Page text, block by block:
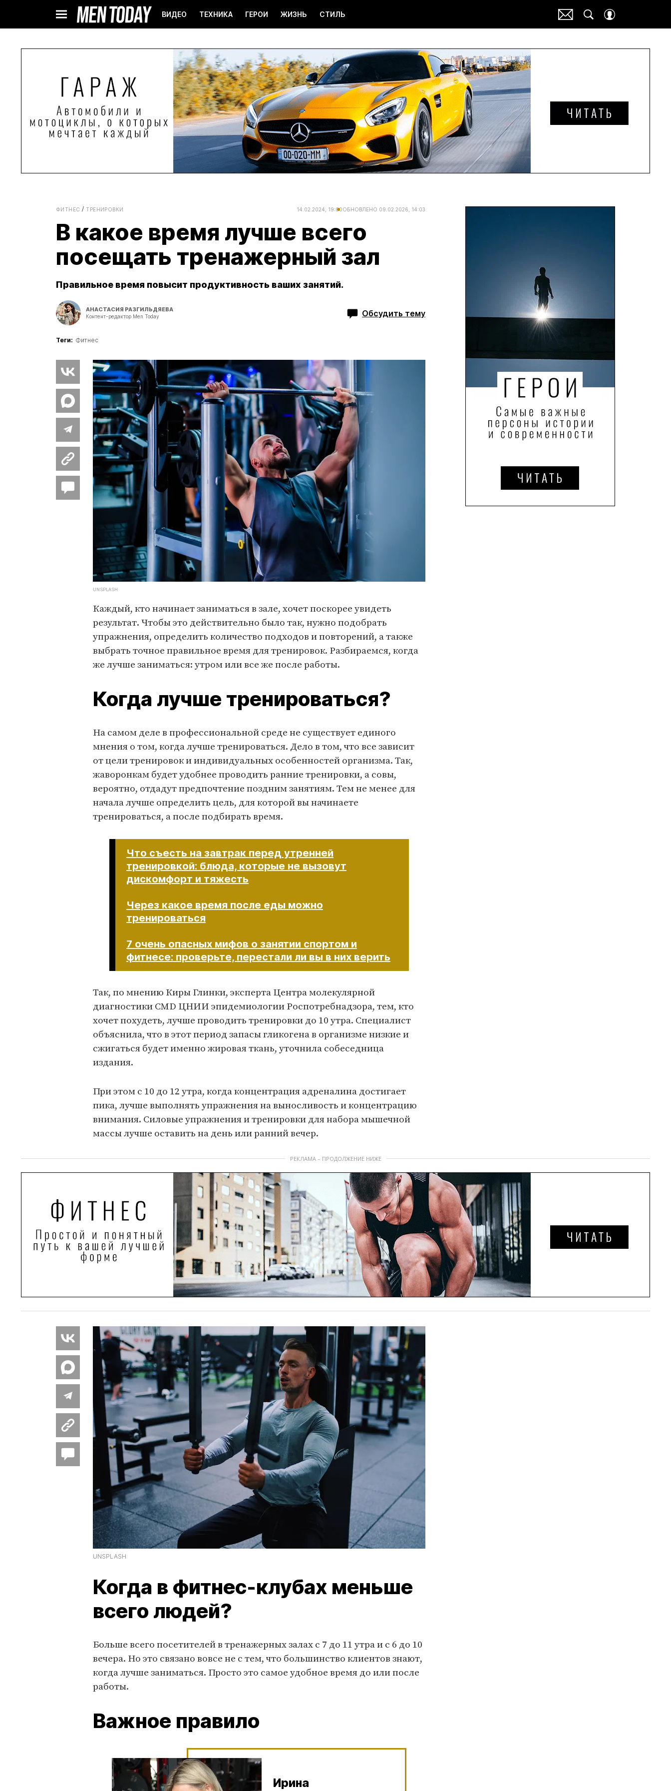
ВИДЕО ТЕХНИКА ГЕРОИ ЖИЗНЬ СТИЛЬ
ФИТНЕС ТРЕНИРОВКИ 14.02.2024, 19:00ОБНОВЛЕНО 09.02.2026, 14:03
В какое время лучше всего
посещать тренажерный зал
Правильное время повысит продуктивность ваших занятий.
АНАСТАСИЯ РАЗГИЛЬДЯЕВА
Контент-редактор Men Today Обсудить тему
Теги: Фитнес
UNSPLASH
Каждый, кто начинает заниматься в зале, хочет поскорее увидеть
результат. Чтобы это действительно было так, нужно подобрать
упражнения, определить количество подходов и повторений, а также
выбрать точное правильное время для тренировок. Разбираемся, когда
же лучше заниматься: утром или все же после работы.
Когда лучше тренироваться?
На самом деле в профессиональной среде не существует единого
мнения о том, когда лучше тренироваться. Дело в том, что все зависит
от цели тренировок и индивидуальных особенностей организма. Так,
жаворонкам будет удобнее проводить ранние тренировки, а совы,
вероятно, отдадут предпочтение поздним занятиям. Тем не менее для
начала лучше определить цель, для которой вы начинаете
тренироваться, а после подбирать время.
Что съесть на завтрак перед утренней
тренировкой: блюда, которые не вызовут
дискомфорт и тяжесть
Через какое время после еды можно
тренироваться
7 очень опасных мифов о занятии спортом и
фитнесе: проверьте, перестали ли вы в них верить
Так, по мнению Киры Глинки, эксперта Центра молекулярной
диагностики CMD ЦНИИ эпидемиологии Роспотребнадзора, тем, кто
хочет похудеть, лучше проводить тренировки до 10 утра. Специалист
объяснила, что в этот период запасы гликогена в организме низкие и
сжигаться будет именно жировая ткань, уточнила собеседница
издания.
При этом с 10 до 12 утра, когда концентрация адреналина достигает
пика, лучше выполнять упражнения на выносливость и концентрацию
внимания. Силовые упражнения и тренировки для набора мышечной
массы лучше оставить на день или ранний вечер.
РЕКЛАМА – ПРОДОЛЖЕНИЕ НИЖЕ
UNSPLASH
Когда в фитнес-клубах меньше
всего людей?
Больше всего посетителей в тренажерных залах с 7 до 11 утра и с 6 до 10
вечера. Но это связано вовсе не с тем, что большинство клиентов знают,
когда лучше заниматься. Просто это самое удобное время до или после
работы.
Важное правило
Ирина